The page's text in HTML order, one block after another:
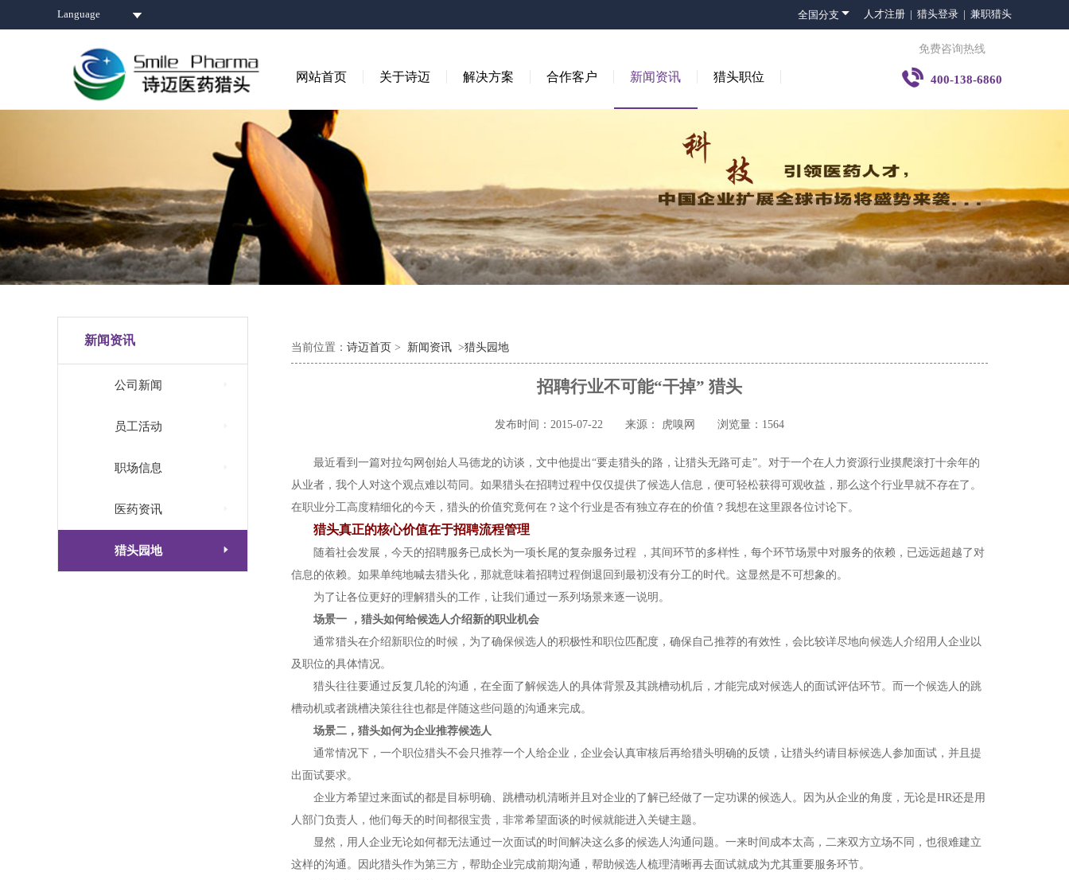
Language 全国分支  人才注册 | 猎头登录 | 兼职猎头
网站首页 关于诗迈 解决方案 合作客户 新闻资讯 猎头职位
免费咨询热线
 400-138-6860
新闻资讯
公司新闻
员工活动
职场信息
医药资讯
猎头园地 
当前位置： 诗迈首页 > 新闻资讯 >猎头园地
招聘行业不可能“干掉” 猎头
发布时间：2015-07-22 来源： 虎嗅网 浏览量：1564
最近看到一篇对拉勾网创始人马德龙的访谈，文中他提出“要走猎头的路，让猎头无路可走”。对于一个在人力资源行业摸爬滚打十余年的
从业者，我个人对这个观点难以苟同。如果猎头在招聘过程中仅仅提供了候选人信息，便可轻松获得可观收益，那么这个行业早就不存在了。
在职业分工高度精细化的今天，猎头的价值究竟何在？这个行业是否有独立存在的价值？我想在这里跟各位讨论下。
猎头真正的核心价值在于招聘流程管理
随着社会发展，今天的招聘服务已成长为一项长尾的复杂服务过程 ，其间环节的多样性，每个环节场景中对服务的依赖，已远远超越了对
信息的依赖。如果单纯地喊去猎头化，那就意味着招聘过程倒退回到最初没有分工的时代。这显然是不可想象的。
为了让各位更好的理解猎头的工作，让我们通过一系列场景来逐一说明。
场景一 ，猎头如何给候选人介绍新的职业机会
通常猎头在介绍新职位的时候，为了确保候选人的积极性和职位匹配度，确保自己推荐的有效性，会比较详尽地向候选人介绍用人企业以
及职位的具体情况。
猎头往往要通过反复几轮的沟通，在全面了解候选人的具体背景及其跳槽动机后，才能完成对候选人的面试评估环节。而一个候选人的跳
槽动机或者跳槽决策往往也都是伴随这些问题的沟通来完成。
场景二，猎头如何为企业推荐候选人
通常情况下，一个职位猎头不会只推荐一个人给企业，企业会认真审核后再给猎头明确的反馈，让猎头约请目标候选人参加面试，并且提
出面试要求。
企业方希望过来面试的都是目标明确、跳槽动机清晰并且对企业的了解已经做了一定功课的候选人。因为从企业的角度，无论是HR还是用
人部门负责人，他们每天的时间都很宝贵，非常希望面谈的时候就能进入关键主题。
显然，用人企业无论如何都无法通过一次面试的时间解决这么多的候选人沟通问题。一来时间成本太高，二来双方立场不同，也很难建立
这样的沟通。因此猎头作为第三方，帮助企业完成前期沟通，帮助候选人梳理清晰再去面试就成为尤其重要服务环节。